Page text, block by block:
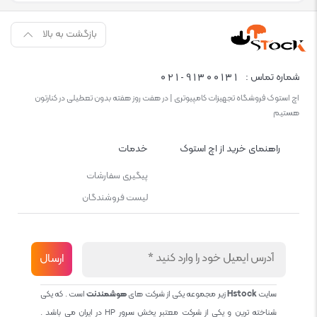
بازگشت به بالا
شماره تماس : 021-91300131
اچ استوک فروشگاه تجهیزات کامپیوتری | در هفت روز هفته بدون تعطیلی در کنارتون
هستیم
راهنمای خرید از اچ استوک خدمات
پیگیری سفارشات
لیست فروشندگان
سایتHstockزیر مجموعه یکی از شرکت هایهوشمندنتاست . که یکی
شناخته ترین و یکی از شرکت معتبر پخش سرور HP در ایران می باشد .